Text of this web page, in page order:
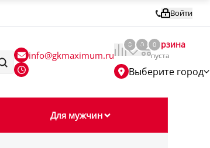
Войти
info@gkmaximum.ru
0 0 0
Корзина
пуста
Выберите город
Для мужчин